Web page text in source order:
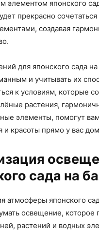
элементом японского
прекрасно
создавая
для японского сада
и учитывать их
к условиям, которые
растения,
элементы, помогут
и красоты прямо у вас
сада на
атмосферы японского
освещение, которое
растений и водных